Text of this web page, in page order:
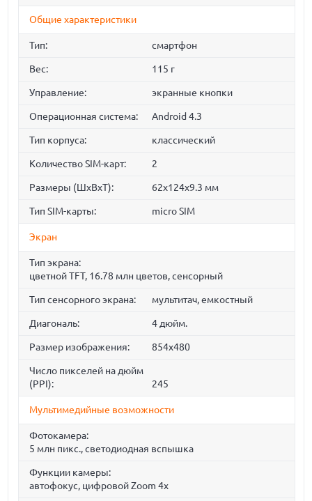
Общие характеристики
Тип: смартфон
Вес: 115 г
Управление: экранные кнопки
Операционная система: Android 4.3
Тип корпуса: классический
Количество SIM-карт: 2
Размеры (ШxВxТ): 62x124x9.3 мм
Тип SIM-карты: micro SIM
Экран
Тип экрана:
цветной TFT, 16.78 млн цветов, сенсорный
Тип сенсорного экрана: мультитач, емкостный
Диагональ: 4 дюйм.
Размер изображения: 854x480
Число пикселей на дюйм
(PPI):
245
Мультимедийные возможности
Фотокамера:
5 млн пикс., светодиодная вспышка
Функции камеры:
автофокус, цифровой Zoom 4x